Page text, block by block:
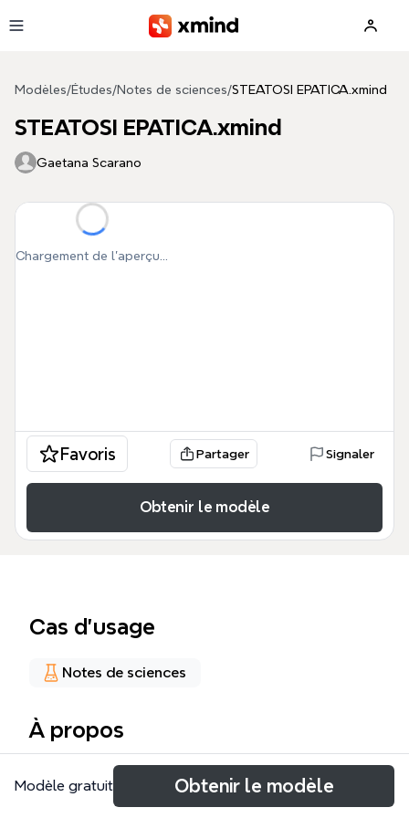
Modèles/Études/Notes de sciences/STEATOSI EPATICA.xmind
STEATOSI EPATICA.xmind
Gaetana Scarano
Chargement de l'aperçu...
Favoris Partager Signaler
Obtenir le modèle
Cas d’usage
Notes de sciences
À propos
Questa mappa mentale sulle epatiti acute copre 5
virus epatici (A, B, C, D, E) con oltre 140 nodi,
Modèle gratuit Obtenir le modèle